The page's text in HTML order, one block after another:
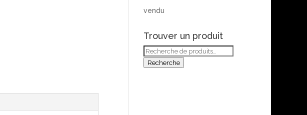
vendu
Trouver un produit
Recherche
pour :
Recherche